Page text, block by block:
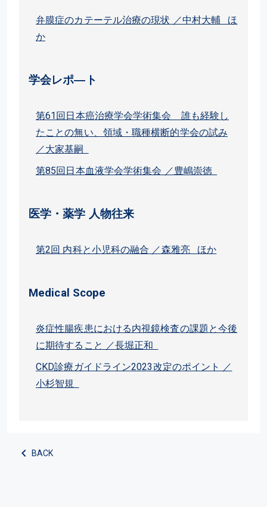
弁膜症のカテーテル治療の現状 ／中村大輔 ほ
か
学会レポ―ト
第61回日本癌治療学会学術集会 誰も経験し
たことの無い、領域・職種横断的学会の試み
／大家基嗣
第85回日本血液学会学術集会 ／豊嶋崇徳
医学・薬学 人物往来
第2回 内科と小児科の融合 ／森雅亮 ほか
Medical Scope
炎症性腸疾患における内視鏡検査の課題と今後
に期待すること ／長堀正和
CKD診療ガイドライン2023改定のポイント ／
小杉智規
BACK